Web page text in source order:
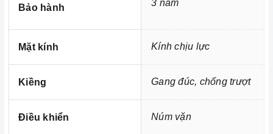
Bảo hành 3 năm
Mặt kính Kính chịu lực
Kiềng Gang đúc, chống trượt
Điều khiển Núm vặn